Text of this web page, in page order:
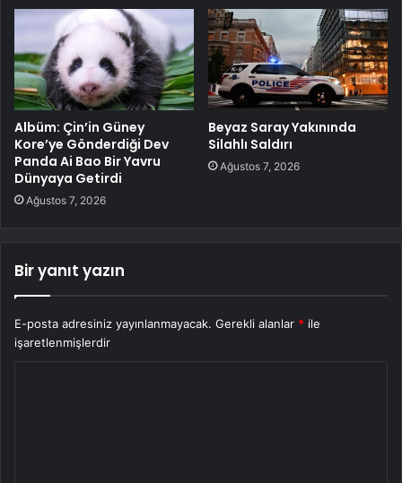
Albüm: Çin’in Güney
Kore’ye Gönderdiği Dev
Panda Ai Bao Bir Yavru
Dünyaya Getirdi
Ağustos 7, 2026
Beyaz Saray Yakınında
Silahlı Saldırı
Ağustos 7, 2026
Bir yanıt yazın
E-posta adresiniz yayınlanmayacak. Gerekli alanlar * ile
işaretlenmişlerdir